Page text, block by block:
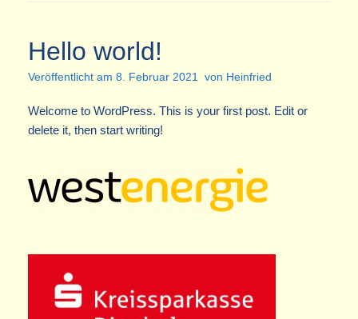
Hello world!
Veröffentlicht am 8. Februar 2021 von Heinfried
Welcome to WordPress. This is your first post. Edit or
delete it, then start writing!